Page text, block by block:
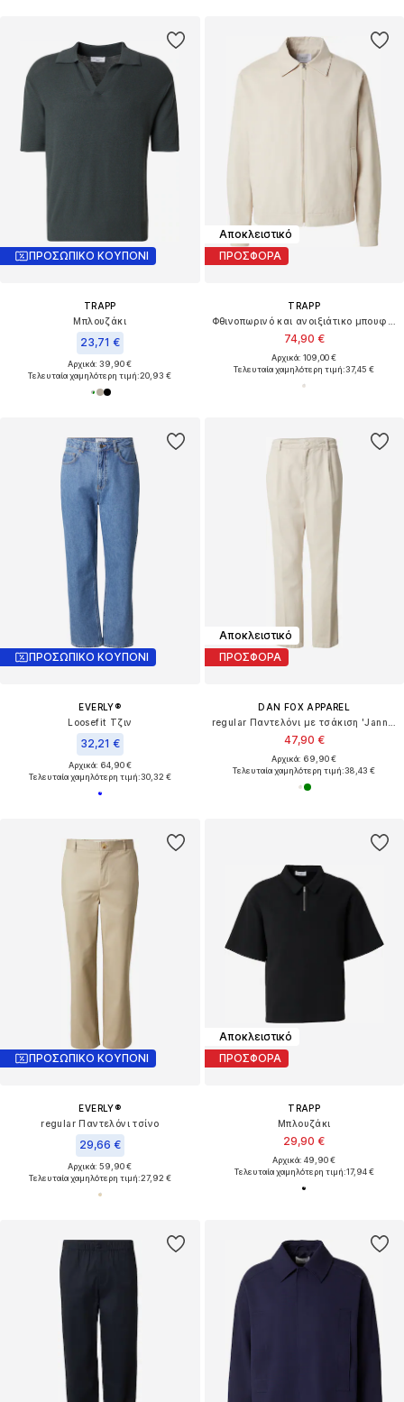
ΠΡΟΣΩΠΙΚΟ ΚΟΥΠΟΝΙ
TRAPP
Μπλουζάκι
23,71 €
Αρχικά: 39,90 €
Τελευταία χαμηλότερη τιμή:20,93 €
Αποκλειστικό
ΠΡΟΣΦΟΡΑ
TRAPP
74,90 €
Αρχικά: 109,00 €
Τελευταία χαμηλότερη τιμή:37,45 €
ΠΡΟΣΩΠΙΚΟ ΚΟΥΠΟΝΙ
EVERLY®
Loosefit Τζιν
32,21 €
Αρχικά: 64,90 €
Τελευταία χαμηλότερη τιμή:30,32 €
Αποκλειστικό
ΠΡΟΣΦΟΡΑ
DAN FOX APPAREL
47,90 €
Αρχικά: 69,90 €
Τελευταία χαμηλότερη τιμή:38,43 €
ΠΡΟΣΩΠΙΚΟ ΚΟΥΠΟΝΙ
EVERLY®
regular Παντελόνι τσίνο
29,66 €
Αρχικά: 59,90 €
Τελευταία χαμηλότερη τιμή:27,92 €
Αποκλειστικό
ΠΡΟΣΦΟΡΑ
TRAPP
Μπλουζάκι
29,90 €
Αρχικά: 49,90 €
Τελευταία χαμηλότερη τιμή:17,94 €